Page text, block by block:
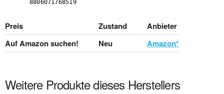
Preis Zustand
Anbieter
Auf Amazon suchen!
Neu Amazon*
Weitere Produkte dieses Herstellers